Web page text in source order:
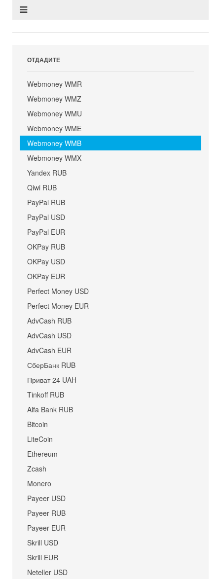
ОТДАДИТЕ
Webmoney WMR
Webmoney WMZ
Webmoney WMU
Webmoney WME
Webmoney WMB
Webmoney WMX
Yandex RUB
Qiwi RUB
PayPal RUB
PayPal USD
PayPal EUR
OKPay RUB
OKPay USD
OKPay EUR
Perfect Money USD
Perfect Money EUR
AdvCash RUB
AdvCash USD
AdvCash EUR
СберБанк RUB
Приват 24 UAH
Tinkoff RUB
Alfa Bank RUB
Bitcoin
LiteCoin
Ethereum
Zcash
Monero
Payeer USD
Payeer RUB
Payeer EUR
Skrill USD
Skrill EUR
Neteller USD